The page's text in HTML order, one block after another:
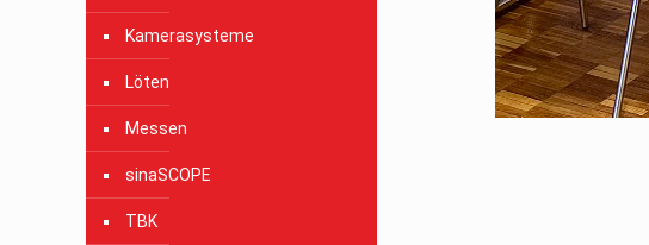
Kamerasysteme
Löten
Messen
sinaSCOPE
TBK